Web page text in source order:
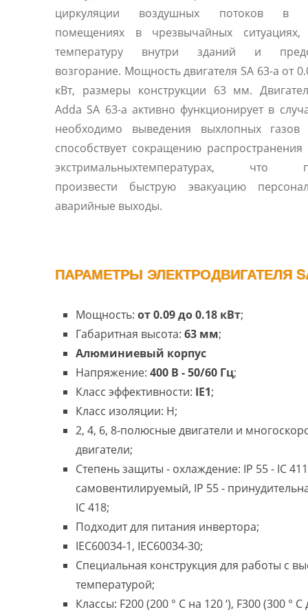
циркуляции воздушных потоков в
помещениях в чрезвычайных ситуациях,
температуру внутри зданий и
возгорание. Мощность двигателя SA 63-a от
кВт, размеры конструкции 63 мм.
Adda SA 63-a активно функционирует в
необходимо выведения выхлопных
способствует сокращению
экстримальныхтемпературах, что
произвести быструю эвакуацию
аварийные выходы.
ПАРАМЕТРЫ ЭЛЕКТРОДВИГАТЕЛЯ
Мощность: от 0.09 до 0.18 кВт;
Габаритная высота: 63 мм;
Алюминиевый корпус
Напряжение: 400 В - 50/60 Гц;
Класс эффективности: IE1;
Класс изоляции: H;
2, 4, 6, 8-полюсные двигатели и
двигатели;
Степень защиты - охлаждение: IP 55 - IC 411
самовентилируемый, IP 55 -
IC 418;
Подходит для питания инвертора;
IEC60034-1, IEC60034-30;
Специальная конструкция для работы с
температурой;
Классы: F200 (200 ° C на 120 ‘), F300 (300 ° C